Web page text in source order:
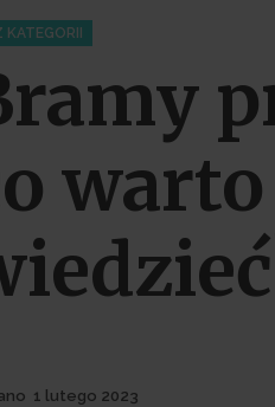
KATEGORII
1 lutego 2023